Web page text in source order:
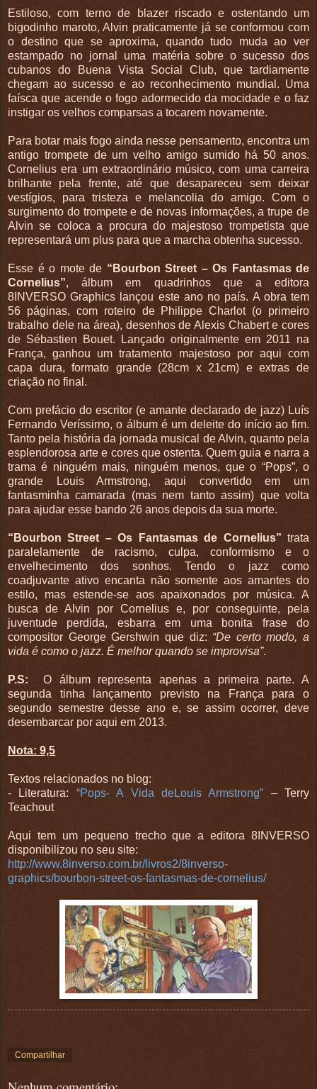
Estiloso, com terno de blazer riscado e ostentando um
bigodinho maroto, Alvin praticamente já se conformou com
o destino que se aproxima, quando tudo muda ao ver
estampado no jornal uma matéria sobre o sucesso dos
cubanos do Buena Vista Social Club, que tardiamente
chegam ao sucesso e ao reconhecimento mundial. Uma
faísca que acende o fogo adormecido da mocidade e o faz
instigar os velhos comparsas a tocarem novamente.
Para botar mais fogo ainda nesse pensamento, encontra um
antigo trompete de um velho amigo sumido há 50 anos.
Cornelius era um extraordinário músico, com uma carreira
brilhante pela frente, até que desapareceu sem deixar
vestígios, para tristeza e melancolia do amigo. Com o
surgimento do trompete e de novas informações, a trupe de
Alvin se coloca a procura do majestoso trompetista que
representará um plus para que a marcha obtenha sucesso.
Esse é o mote de “Bourbon Street – Os Fantasmas de
Cornelius”, álbum em quadrinhos que a editora
8INVERSO Graphics lançou este ano no país. A obra tem
56 páginas, com roteiro de Philippe Charlot (o primeiro
trabalho dele na área), desenhos de Alexis Chabert e cores
de Sébastien Bouet. Lançado originalmente em 2011 na
França, ganhou um tratamento majestoso por aqui com
capa dura, formato grande (28cm x 21cm) e extras de
criação no final.
Com prefácio do escritor (e amante declarado de jazz) Luís
Fernando Veríssimo, o álbum é um deleite do início ao fim.
Tanto pela história da jornada musical de Alvin, quanto pela
esplendorosa arte e cores que ostenta. Quem guia e narra a
trama é ninguém mais, ninguém menos, que o “Pops”, o
grande Louis Armstrong, aqui convertido em um
fantasminha camarada (mas nem tanto assim) que volta
para ajudar esse bando 26 anos depois da sua morte.
“Bourbon Street – Os Fantasmas de Cornelius” trata
paralelamente de racismo, culpa, conformismo e o
envelhecimento dos sonhos. Tendo o jazz como
coadjuvante ativo encanta não somente aos amantes do
estilo, mas estende-se aos apaixonados por música. A
busca de Alvin por Cornelius e, por conseguinte, pela
juventude perdida, esbarra em uma bonita frase do
compositor George Gershwin que diz: “De certo modo, a
vida é como o jazz. É melhor quando se improvisa”.
P.S: O álbum representa apenas a primeira parte. A
segunda tinha lançamento previsto na França para o
segundo semestre desse ano e, se assim ocorrer, deve
desembarcar por aqui em 2013.
Nota: 9,5
Textos relacionados no blog:
- Literatura: “Pops- A Vida deLouis Armstrong”
– Terry
Teachout
Aqui tem um pequeno trecho que a editora 8INVERSO
disponibilizou no seu site:
http://www.8inverso.com.br/livros2/8inverso-
graphics/bourbon-street-os-fantasmas-de-cornelius/
Compartilhar